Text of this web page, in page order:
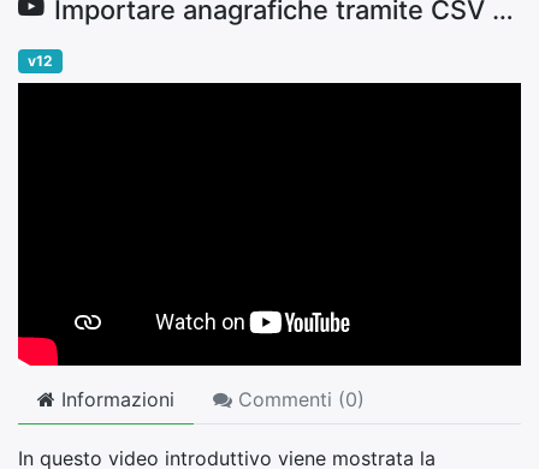
Importare anagrafiche tramite CSV o EXCEL
v12
Informazioni Commenti (0)
In questo video introduttivo viene mostrata la